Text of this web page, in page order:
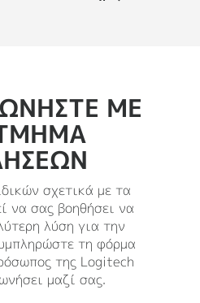
ΜΕ
σχετικά με τα
να σας βοηθήσει να
λύση για την
τη φόρμα
της Logitech
μαζί σας.